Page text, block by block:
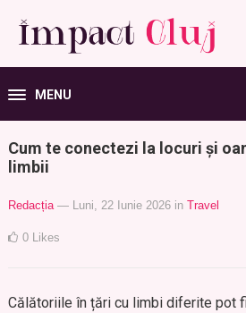
MENU
Cum te conectezi la locuri și
limbii
Redacția — Luni, 22 Iunie 2026 in Travel
0 Likes
Călătoriile în țări cu limbi diferite pot